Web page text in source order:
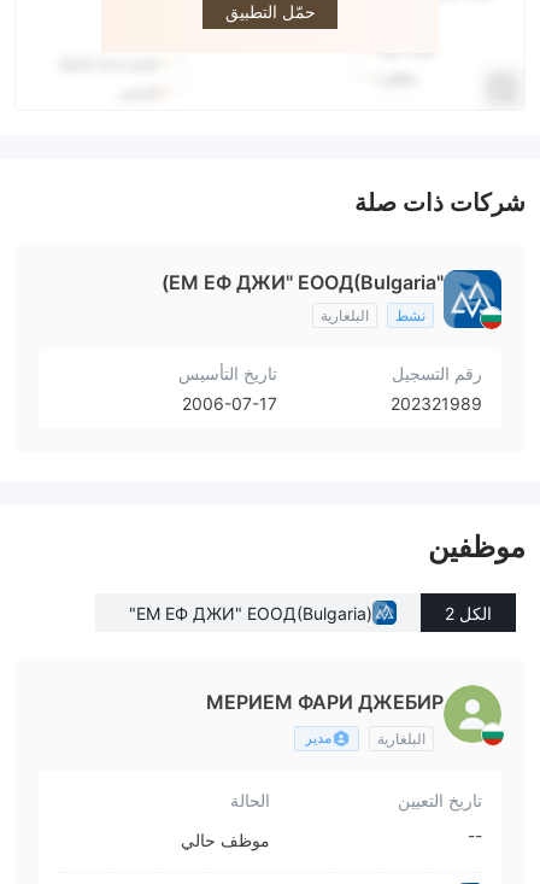
حمّل التطبيق
شركات ذات صلة
"ЕМ ЕФ ДЖИ" ЕООД(Bulgaria)
نشط البلغارية
رقم التسجيل
202321989
تاريخ التأسيس
2006-07-17
موظفين
الكل 2 "ЕМ ЕФ ДЖИ" ЕООД(Bulgaria)
МЕРИЕМ ФАРИ ДЖЕБИР
البلغارية مدير
تاريخ التعيين
--
الحالة
موظف حالي